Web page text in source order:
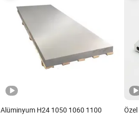
Alüminyum H24 1050 1060 1100